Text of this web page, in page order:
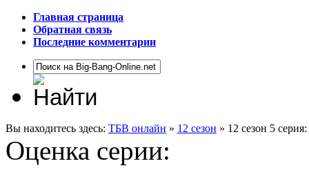
Главная страница
Обратная связь
Последние комментарии
Вы находитесь здесь: ТБВ онлайн » 12 сезон » 12 сезон 5
Оценка серии: